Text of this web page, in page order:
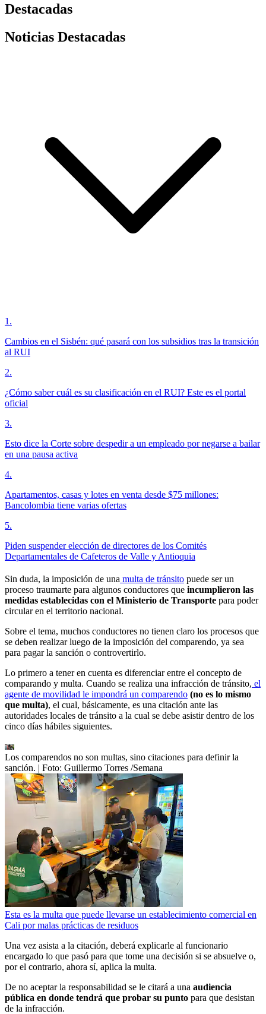
Destacadas
Noticias Destacadas
1 .
Cambios en el Sisbén: qué pasará con los subsidios tras la transición
al RUI
2.
¿Cómo saber cuál es su clasificación en el RUI? Este es el portal
oficial
3.
Esto dice la Corte sobre despedir a un empleado por negarse a bailar
en una pausa activa
4.
Apartamentos, casas y lotes en venta desde $75 millones:
Bancolombia tiene varias ofertas
5.
Piden suspender elección de directores de los Comités
Departamentales de Cafeteros de Valle y Antioquia
Sin duda, la imposición de una multa de tránsito puede ser un
proceso traumarte para algunos conductores que incumplieron las
medidas establecidas con el Ministerio de Transporte para poder
circular en el territorio nacional.
Sobre el tema, muchos conductores no tienen claro los procesos que
se deben realizar luego de la imposición del comparendo, ya sea
para pagar la sanción o controvertirlo.
Lo primero a tener en cuenta es diferenciar entre el concepto de
comparando y multa. Cuando se realiza una infracción de tránsito, el
agente de movilidad le impondrá un comparendo (no es lo mismo
que multa), el cual, básicamente, es una citación ante las
autoridades locales de tránsito a la cual se debe asistir dentro de los
cinco días hábiles siguientes.
Los comparendos no son multas, sino citaciones para definir la
sanción. | Foto: Guillermo Torres /Semana
Esta es la multa que puede llevarse un establecimiento comercial en
Cali por malas prácticas de residuos
Una vez asista a la citación, deberá explicarle al funcionario
encargado lo que pasó para que tome una decisión si se absuelve o,
por el contrario, ahora sí, aplica la multa.
De no aceptar la responsabilidad se le citará a una audiencia
pública en donde tendrá que probar su punto para que desistan
de la infracción.